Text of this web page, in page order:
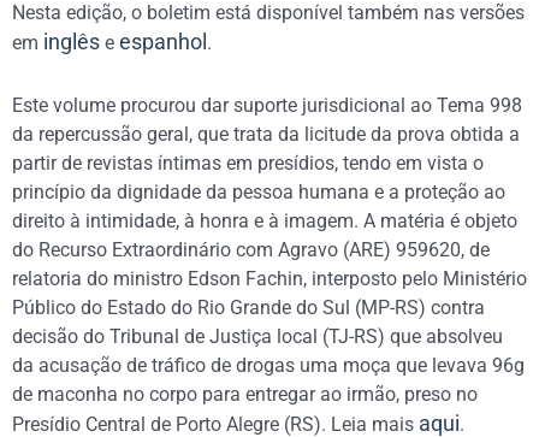
Nesta edição, o boletim está disponível também nas versões
em inglês e espanhol .
Este volume procurou dar suporte jurisdicional ao Tema 998
da repercussão geral, que trata da licitude da prova obtida a
partir de revistas íntimas em presídios, tendo em vista o
princípio da dignidade da pessoa humana e a proteção ao
direito à intimidade, à honra e à imagem. A matéria é objeto
do Recurso Extraordinário com Agravo (ARE) 959620, de
relatoria do ministro Edson Fachin, interposto pelo Ministério
Público do Estado do Rio Grande do Sul (MP-RS) contra
decisão do Tribunal de Justiça local (TJ-RS) que absolveu
da acusação de tráfico de drogas uma moça que levava 96g
de maconha no corpo para entregar ao irmão, preso no
Presídio Central de Porto Alegre (RS). Leia mais aqui.